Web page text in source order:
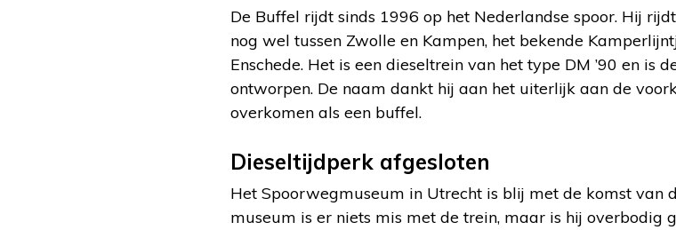
De Buffel rijdt sinds 1996 op het Nederlandse spoor. Hij
nog wel tussen Zwolle en Kampen, het bekende
Enschede. Het is een dieseltrein van het type DM ’90 en is
ontworpen. De naam dankt hij aan het uiterlijk aan de
overkomen als een buffel.
Dieseltijdperk afgesloten
Het Spoorwegmuseum in Utrecht is blij met de komst van
museum is er niets mis met de trein, maar is hij overbodig